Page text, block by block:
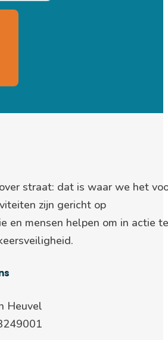
straat: dat is waar we het
zijn gericht op
en mensen helpen om in actie te
Heuvel